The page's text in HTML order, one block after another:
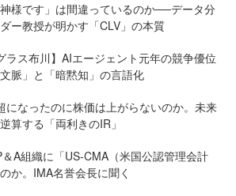
様です」は間違っているのか──データ分
ー教授が明かす「CLV」の本質
ラス布川】AIエージェント元年の競争優位
脈」と「暗黙知」の言語化
になったのに株価は上がらないのか。未来
算する「両利きのIR」
A組織に「US-CMA（米国公認管理会計
か。IMA名誉会長に聞く